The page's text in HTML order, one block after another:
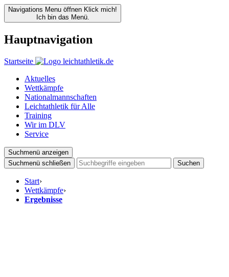
Navigations Menu öffnen Klick mich!
Ich bin das Menü.
Hauptnavigation
Startseite
Aktuelles
Wettkämpfe
Nationalmannschaften
Leichtathletik für Alle
Training
Wir im DLV
Service
Suchmenü anzeigen
Suchmenü schließen
Suchen
Start›
Wettkämpfe›
Ergebnisse